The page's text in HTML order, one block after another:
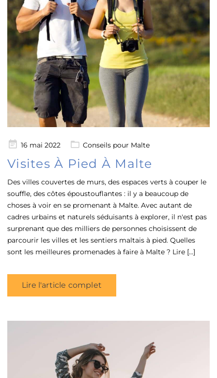
Posté16 mai 2022 Conseils pour Malte
Visites À Pied À Malte
Des villes couvertes de murs, des espaces verts à couper le
souffle, des côtes époustouflantes : il y a beaucoup de
choses à voir en se promenant à Malte. Avec autant de
cadres urbains et naturels séduisants à explorer, il n'est pas
surprenant que des milliers de personnes choisissent de
parcourir les villes et les sentiers maltais à pied. Quelles
sont les meilleures promenades à faire à Malte ? Lire [...]
Lire l'article complet